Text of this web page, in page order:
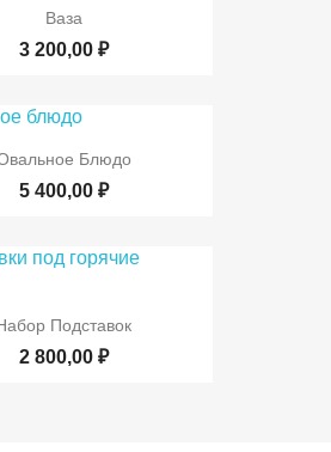
Ваза
3 200,00 ₽
Блюдо
5 400,00 ₽
Подставок
2 800,00 ₽